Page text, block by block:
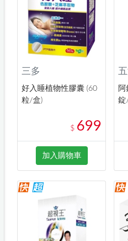
三多
好入睡植物性膠囊 (60
粒/盒)
$ 699
加入購物車
錠